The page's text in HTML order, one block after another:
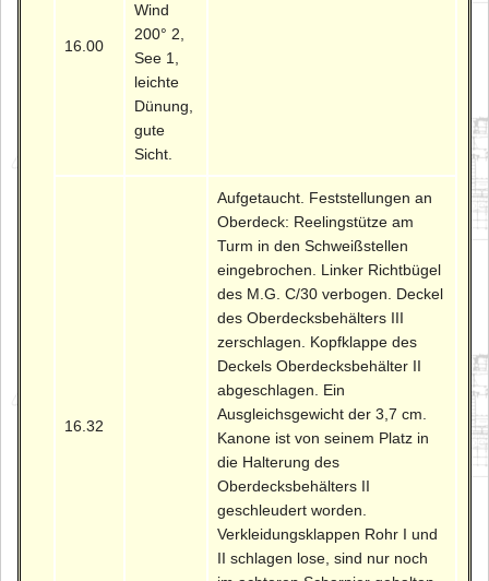
16.00
Wind
200° 2,
See 1,
leichte
Dünung,
gute
Sicht.
16.32
Aufgetaucht. Feststellungen an
Oberdeck: Reelingstütze am
Turm in den Schweißstellen
eingebrochen. Linker Richtbügel
des M.G. C/30 verbogen. Deckel
des Oberdecksbehälters III
zerschlagen. Kopfklappe des
Deckels Oberdecksbehälter II
abgeschlagen. Ein
Ausgleichsgewicht der 3,7 cm.
Kanone ist von seinem Platz in
die Halterung des
Oberdecksbehälters II
geschleudert worden.
Verkleidungsklappen Rohr I und
II schlagen lose, sind nur noch